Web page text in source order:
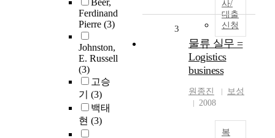
Beer,
Ferdinand
Pierre (3)
Johnston,
E. Russell
(3)
고승
기 (3)
백태
현 (3)
사/
대출
신청
3
물류 실무 =
Logistics
business
원종진
보성
2008
복